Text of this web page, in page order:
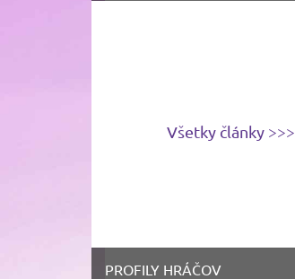
Všetky články >>>
PROFILY HRÁČOV